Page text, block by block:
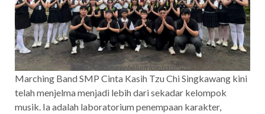
Foto Bersama sebelum lomba dimulai
Marching Band SMP Cinta Kasih Tzu Chi Singkawang kini
telah menjelma menjadi lebih dari sekadar kelompok
musik. Ia adalah laboratorium penempaan karakter,